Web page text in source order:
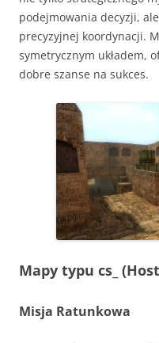
podejmowania decyzji,
precyzyjnej koordynacji.
symetrycznym układem,
dobre szanse na sukces.
Mapy typu cs_
Misja Ratunkowa